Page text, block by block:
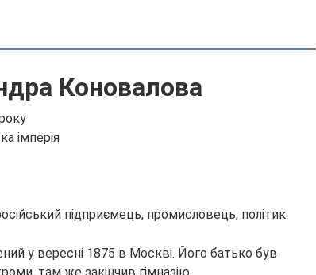
Коновалова
імперія
підприємець, промисловець, політик.
у вересні 1875 в Москві. Його батько був